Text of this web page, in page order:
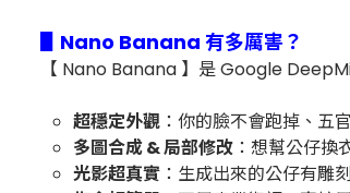
▋Nano Banana 有多厲害？
【 Nano Banana 】是 Google
超穩定外觀 ：你的臉不會跑掉、五
多圖合成 & 局部修改 ：想幫公仔換
光影超真實 ：生成出來的公仔有雕